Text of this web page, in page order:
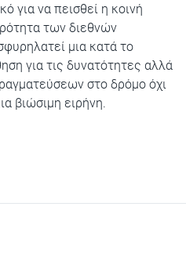
για να πεισθεί η κοινή
των διεθνών
μια κατά το
για τις δυνατότητες αλλά
στο δρόμο όχι
βιώσιμη ειρήνη.